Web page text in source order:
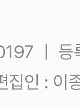
ㅣ
집인 : 이